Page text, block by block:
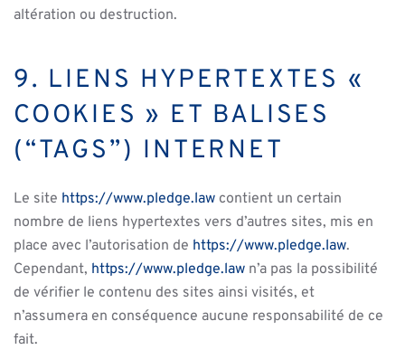
altération ou destruction.
9. LIENS HYPERTEXTES «
COOKIES » ET BALISES
(“TAGS”) INTERNET
Le site https://www.pledge.law contient un certain
nombre de liens hypertextes vers d’autres sites, mis en
place avec l’autorisation de https://www.pledge.law.
Cependant, https://www.pledge.law n’a pas la possibilité
de vérifier le contenu des sites ainsi visités, et
n’assumera en conséquence aucune responsabilité de ce
fait.